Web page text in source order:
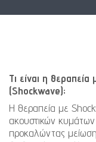
Τι είναι η
(Shockwave);
Η θεραπεία με
ακουστικών
προκαλώντας